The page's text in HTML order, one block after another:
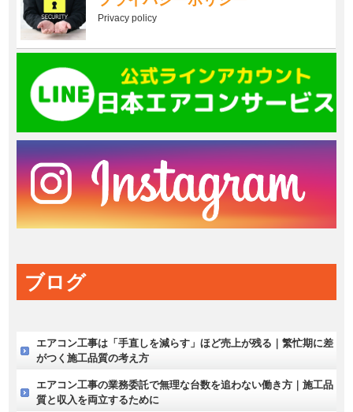
Privacy policy
ブログ
エアコン工事は「手直しを減らす」ほど売上が残る｜繁忙期に差
がつく施工品質の考え方
エアコン工事の業務委託で無理な台数を追わない働き方｜施工品
質と収入を両立するために